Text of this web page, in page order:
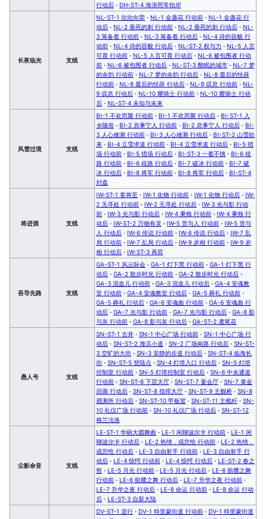
行动后 · DH-ST-4 海浪照常拍岸
长夜临光 支线
NL-ST-1 欣欣向荣 · NL-1 金盏花 行动前 · NL-1 金盏花 行
动后 · NL-2 垂死的刺 行动前 · NL-2 垂死的刺 行动后 · NL-
3 筹备着 行动前 · NL-3 筹备着 行动后 · NL-4 诗的容貌 行
动前 · NL-4 诗的容貌 行动后 · NL-ST-2 权与力 · NL-5 人言
可畏 行动前 · NL-5 人言可畏 行动后 · NL-6 被包围者 行动
前 · NL-6 被包围者 行动后 · NL-ST-3 酣眠的城市 · NL-7 梦
的余韵 行动前 · NL-7 梦的余韵 行动后 · NL-8 最后的怯薛
行动前 · NL-8 最后的怯薛 行动后 · NL-9 叹息 行动前 · NL-
9 叹息 行动后 · NL-10 耀骑士 行动前 · NL-10 耀骑士 行动
后 · NL-ST-4 未知与未来
风雪过境 支线
BI-1 不欢而聚 行动前 · BI-1 不欢而聚 行动后 · BI-ST-1 入
乡随俗 · BI-2 息事宁人 行动前 · BI-2 息事宁人 行动后 · BI-
3 人心难测 行动前 · BI-3 人心难测 行动后 · BI-ST-2 山雪欲
来 · BI-4 立雪求道 行动前 · BI-4 立雪求道 行动后 · BI-5 猎
场 行动前 · BI-5 猎场 行动后 · BI-ST-3 一着不慎 · BI-6 歧
路 行动前 · BI-6 歧路 行动后 · BI-7 破冰 行动前 · BI-7 破
冰 行动后 · BI-8 将军 行动前 · BI-8 将军 行动后 · BI-ST-4
封盘
将进酒 支线
IW-ST-1 客将至 · IW-1 化物 行动前 · IW-1 化物 行动后 · IW-
2 无寻处 行动前 · IW-2 无寻处 行动后 · IW-3 光与影 行动
前 · IW-3 光与影 行动后 · IW-4 秉烛 行动前 · IW-4 秉烛 行
动后 · IW-ST-2 万物有灵 · IW-5 货与人 行动前 · IW-5 货与
人 行动后 · IW-6 传说 行动前 · IW-6 传说 行动后 · IW-7 乱
局 行动前 · IW-7 乱局 行动后 · IW-9 岁相 行动前 · IW-9 岁
相 行动后 · IW-ST-3 再弈
吾导先路 支线
GA-ST-1 风云际会 · GA-1 灯下黑 行动前 · GA-1 灯下黑 行
动后 · GA-2 散步时光 行动前 · GA-2 散步时光 行动后 ·
GA-3 混血儿 行动前 · GA-3 混血儿 行动后 · GA-4 安魂教
堂 行动前 · GA-4 安魂教堂 行动后 · GA-5 葬礼 行动前 ·
GA-5 葬礼 行动后 · GA-6 安魂曲 行动前 · GA-6 安魂曲 行
动后 · GA-7 光与影 行动前 · GA-7 光与影 行动后 · GA-8 影
与灰 行动前 · GA-8 影与灰 行动后 · GA-ST-2 鸢尾花
愚人号 支线
SN-ST-1 古井 · SN-1 中心广场 行动前 · SN-1 中心广场 行
动后 · SN-ST-2 海滨小道 · SN-2 广场南路 行动后 · SN-ST-
3 空旷的大街 · SN-3 安静的步道 行动后 · SN-ST-4 临海长
街 · SN-ST-5 登陆点 · SN-4 灯塔入口 行动后 · SN-5 灯塔
控制室 行动前 · SN-5 灯塔控制室 行动后 · SN-6 中央通道
行动前 · SN-ST-6 下层大厅 · SN-ST-7 宴会厅 · SN-7 黄金
回廊 行动后 · SN-ST-8 指挥大厅 · SN-ST-9 主舰桥 · SN-8
观测所 行动后 · SN-ST-10 甲板室 · SN-ST-11 主桅杆 · SN-
10 礼仪广场 行动前 · SN-10 礼仪广场 行动后 · SN-ST-12
格兰法洛
尘影余音 支线
LE-ST-1 华丽大圆舞曲 · LE-1 闲聊波尔卡 行动前 · LE-1 闲
聊波尔卡 行动后 · LE-2 热情，或悲怆 行动前 · LE-2 热情，
或悲怆 行动后 · LE-3 自由射手 行动前 · LE-3 自由射手 行
动后 · LE-4 惊愕 行动前 · LE-4 惊愕 行动后 · LE-ST-2 春之
祭 · LE-5 月光 行动前 · LE-5 月光 行动后 · LE-6 骷髅之舞
行动前 · LE-6 骷髅之舞 行动后 · LE-7 升华之夜 行动前 ·
LE-7 升华之夜 行动后 · LE-8 命运 行动前 · LE-8 命运 行动
后 · LE-ST-3 自新大陆
DV-ST-1 逆行 · DV-1 特里蒙街道 行动前 · DV-1 特里蒙街道